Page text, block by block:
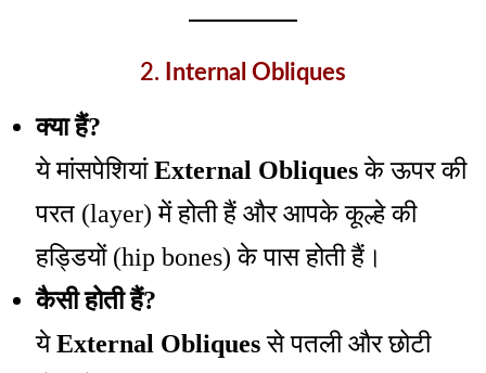
2. Internal Obliques
क्या हैं?
ये मांसपेशियांExternal Obliquesके ऊपर की
परत (layer) में होती हैं और आपके कूल्हे की
हड्डियों (hip bones) के पास होती हैं।
कैसी होती हैं?
येExternal Obliquesसे पतली और छोटी